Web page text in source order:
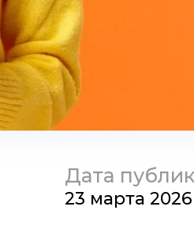
Дата
23 марта 2026